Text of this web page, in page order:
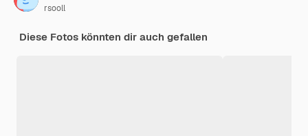
rsooll
Diese Fotos könnten dir auch gefallen